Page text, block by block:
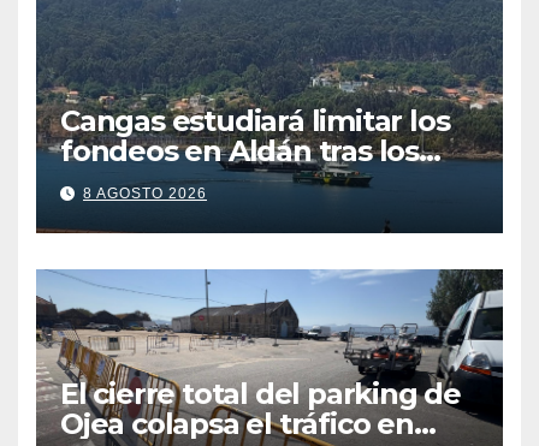
Cangas estudiará limitar los
fondeos en Aldán tras los
últimos episodios de
contaminación en Arneles
8 AGOSTO 2026
El cierre total del parking de
Ojea colapsa el tráfico en